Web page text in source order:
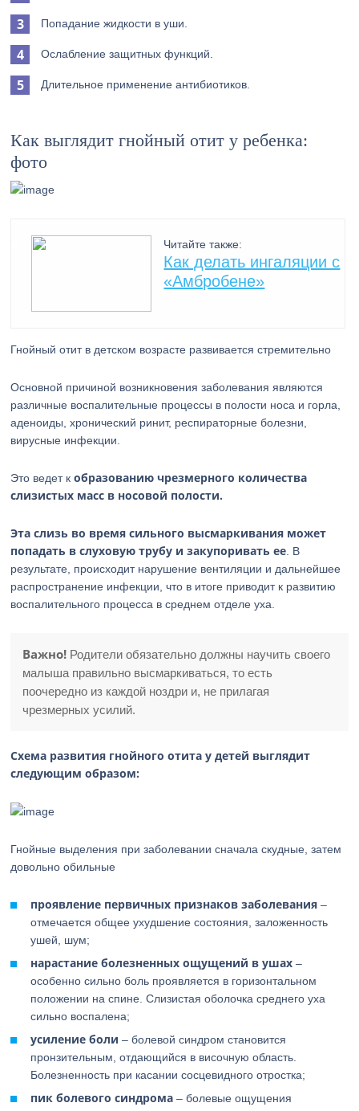
Попадание жидкости в уши.
Ослабление защитных функций.
Длительное применение антибиотиков.
Как выглядит гнойный отит у ребенка:
фото
Читайте также:
Как делать ингаляции с
«Амбробене»
Гнойный отит в детском возрасте развивается стремительно
Основной причиной возникновения заболевания являются
различные воспалительные процессы в полости носа и горла,
аденоиды, хронический ринит, респираторные болезни,
вирусные инфекции.
Это ведет кобразованию чрезмерного количества
слизистых масс в носовой полости.
Эта слизь во время сильного высмаркивания может
попадать в слуховую трубу и закупоривать ее . В
результате, происходит нарушение вентиляции и дальнейшее
распространение инфекции, что в итоге приводит к развитию
воспалительного процесса в среднем отделе уха.
Важно! Родители обязательно должны научить своего
малыша правильно высмаркиваться, то есть
поочередно из каждой ноздри и, не прилагая
чрезмерных усилий.
Схема развития гнойного отита у детей выглядит
следующим образом:
Гнойные выделения при заболевании сначала скудные, затем
довольно обильные
проявление первичных признаков заболевания –
отмечается общее ухудшение состояния, заложенность
ушей, шум;
нарастание болезненных ощущений в ушах –
особенно сильно боль проявляется в горизонтальном
положении на спине. Слизистая оболочка среднего уха
сильно воспалена;
усиление боли – болевой синдром становится
пронзительным, отдающийся в височную область.
Болезненность при касании сосцевидного отростка;
пик болевого синдрома – болевые ощущения